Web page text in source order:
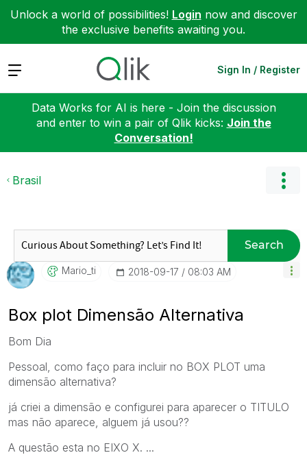
Unlock a world of possibilities! Login now and discover
the exclusive benefits awaiting you.
Expand Sign In / Register
Data Works for AI is here - Join the discussion
and enter to win a pair of Qlik kicks: Join the
Conversation!
Brasil
Search
Mario_ti ‎2018-09-17 08:03 AM
Box plot Dimensão Alternativa
Bom Dia
Pessoal, como faço para incluir no BOX PLOT uma
dimensão alternativa?
já criei a dimensão e configurei para aparecer o TITULO
mas não aparece, alguem já usou??
A questão esta no EIXO X. ...